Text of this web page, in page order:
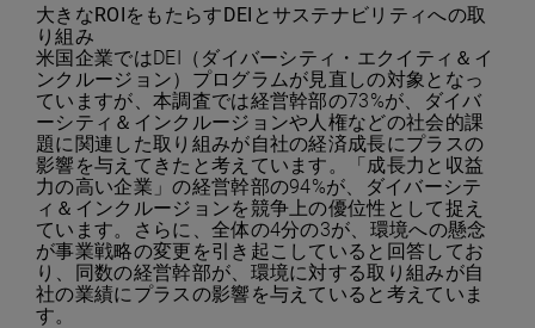
大きなROIをもたらすDEI とサステナビリティへの取
り組み
米国企業ではDEI（ダイバーシティ・エクイティ＆イ
ンクルージョン）プログラムが見直しの対象となっ
ていますが、本調査では経営幹部の73%が、ダイバ
ーシティ＆インクルージョンや人権などの社会的課
題に関連した取り組みが自社の経済成長にプラスの
影響を与えてきたと考えています。「成長力と収益
力の高い企業」の経営幹部の94%が、ダイバーシテ
ィ＆インクルージョンを競争上の優位性として捉え
ています。さらに、全体の4分の3が、環境への懸念
が事業戦略の変更を引き起こしていると回答してお
り、同数の経営幹部が、環境に対する取り組みが自
社の業績にプラスの影響を与えていると考えていま
す。